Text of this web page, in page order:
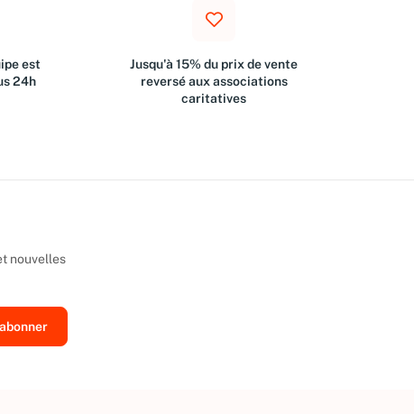
est
24h
Jusqu'à 15% du prix de vente
reversé aux associations
caritatives
nouvelles